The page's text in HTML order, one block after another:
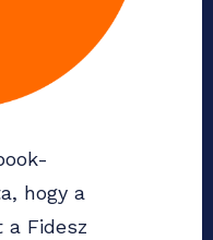
hogy a
Fidesz